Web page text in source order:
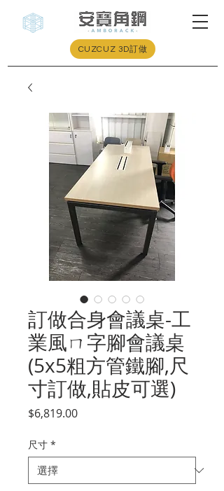
CUZCUZ 3D訂做
訂做合身會議桌-工
業風ㄇ字腳會議桌
(5x5粗方管鐵腳,尺
寸訂做,貼皮可選)
$6,819.00價
尺寸 *